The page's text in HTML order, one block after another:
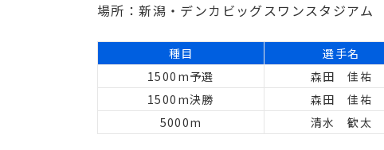
場所：新潟・デンカビッグスワンスタジアム
種目 選手名
1500m予選
森田 佳祐
1500m決勝
森田 佳祐
5000m
清水 歓太